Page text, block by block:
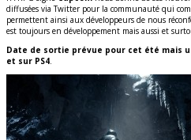
diffusées via Twitter pour la communauté qui
permettent ainsi aux développeurs de nous
est toujours en développement mais aussi et
Date de sortie prévue pour cet été mais
et sur PS4.